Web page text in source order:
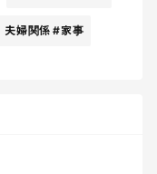
夫婦関係 #家事